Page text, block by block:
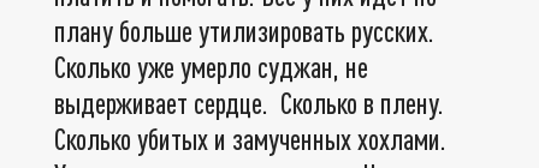
плану больше утилизировать русских.
Сколько уже умерло суджан, не
выдерживает сердце. Сколько в плену.
Сколько убитых и замученных хохлами.